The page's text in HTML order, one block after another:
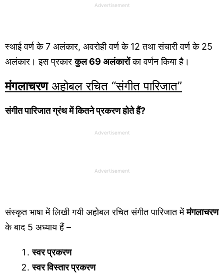
Advertisement
स्थाई वर्ण के 7 अलंकार, अवरोही वर्ण के 12 तथा संचारी वर्ण के 25
अलंकार। इस प्रकारकुल 69 अलंकारोंका वर्णन किया है।
मंगलाचरणअहोबल रचित “संगीत पारिजात”
संगीत पारिजात ग्रंथ में कितने प्रकरण होते हैं?
Advertisement
Advertisement
संस्कृत भाषा में लिखी गयी अहोबल रचित संगीत पारिजात मेंमंगलाचरण
के बाद 5 अध्याय हैं –
स्वर प्रकरण
स्वर विस्तार प्रकरण